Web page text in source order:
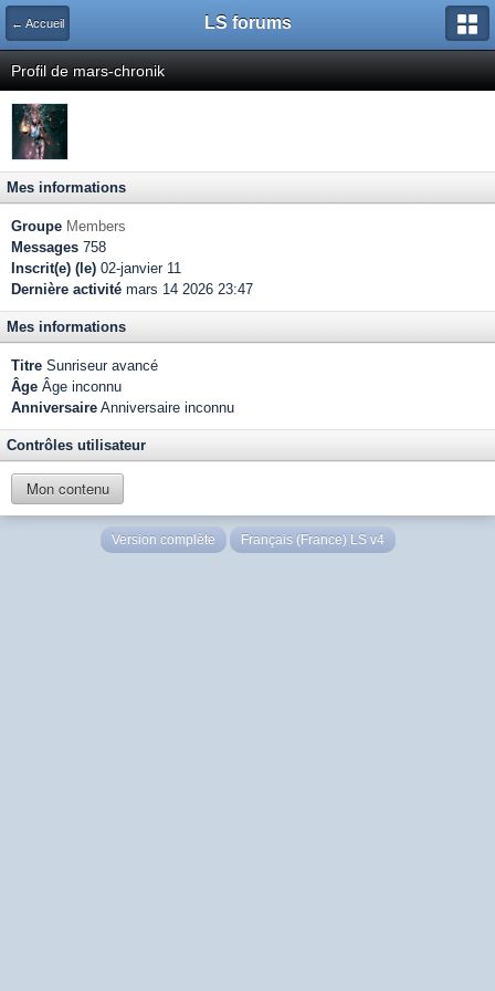
← Accueil LS forums
Profil de mars-chronik
Mes informations
Groupe Members
Messages 758
Inscrit(e) (le) 02-janvier 11
Dernière activité mars 14 2026 23:47
Mes informations
Titre Sunriseur avancé
Âge Âge inconnu
Anniversaire Anniversaire inconnu
Contrôles utilisateur
Mon contenu
Version complète Français (France) LS v4